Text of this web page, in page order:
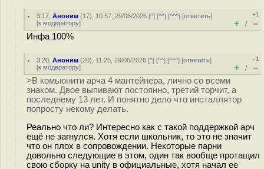
3.17 ,Аноним (17), 10:57, 29/06/2026 [^] [^^] [^^^] [ответить]
[к модератору]
+1
+ / –
Инфа 100%
3.20 ,Аноним (20), 11:25, 29/06/2026 [^] [^^] [^^^] [ответить]
[к модератору]
–1
+ / –
>В комьюнити арча 4 мантейнера, лично со всеми
знаком. Двое выпивают постоянно, третий торчит, а
последнему 13 лет. И понятно дело что инсталлятор
попросту некому делать.
Реально что ли? Интересно как с такой поддержкой арч
ещё не загнулся. Хотя если школьник, то это не значит
что он плох в сопровождении. Некоторые парни
довольно следующие в этом, один так вообще протащил
свою сборку на unity в официальные, хотя начал ее